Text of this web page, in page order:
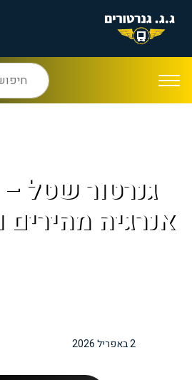
חיפוש:
גנרטור שטל –
אנרגיה מהירים
2 באפריל 2026